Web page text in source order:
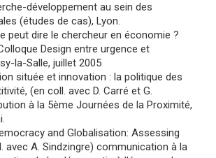
développement au sein des
(études de cas), Lyon.
peut dire le chercheur en économie ?
Design entre urgence et
la-Salle, juillet 2005
située et innovation : la politique des
(en coll. avec D. Carré et G.
à la 5ème Journées de la Proximité,
and Globalisation: Assessing
avec A. Sindzingre) communication à la